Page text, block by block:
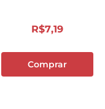
R$7,19
Comprar